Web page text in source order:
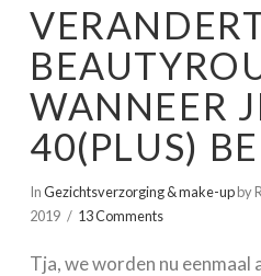
WANNEER
40(PLUS)
InGezichtsverzorging & make-upby
2019
13 Comments
Tja, we worden nu eenmaal